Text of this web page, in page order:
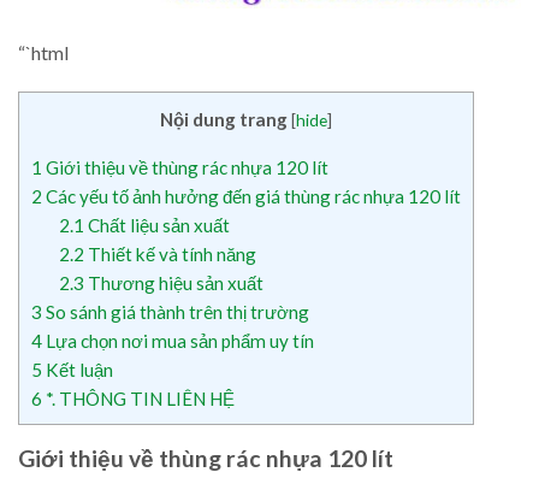
“`html
Nội dung trang[hide]
1 Giới thiệu về thùng rác nhựa 120 lít
2 Các yếu tố ảnh hưởng đến giá thùng rác nhựa 120 lít
2.1 Chất liệu sản xuất
2.2 Thiết kế và tính năng
2.3 Thương hiệu sản xuất
3 So sánh giá thành trên thị trường
4 Lựa chọn nơi mua sản phẩm uy tín
5 Kết luận
6 *. THÔNG TIN LIÊN HỆ
Giới thiệu về thùng rác nhựa 120 lít